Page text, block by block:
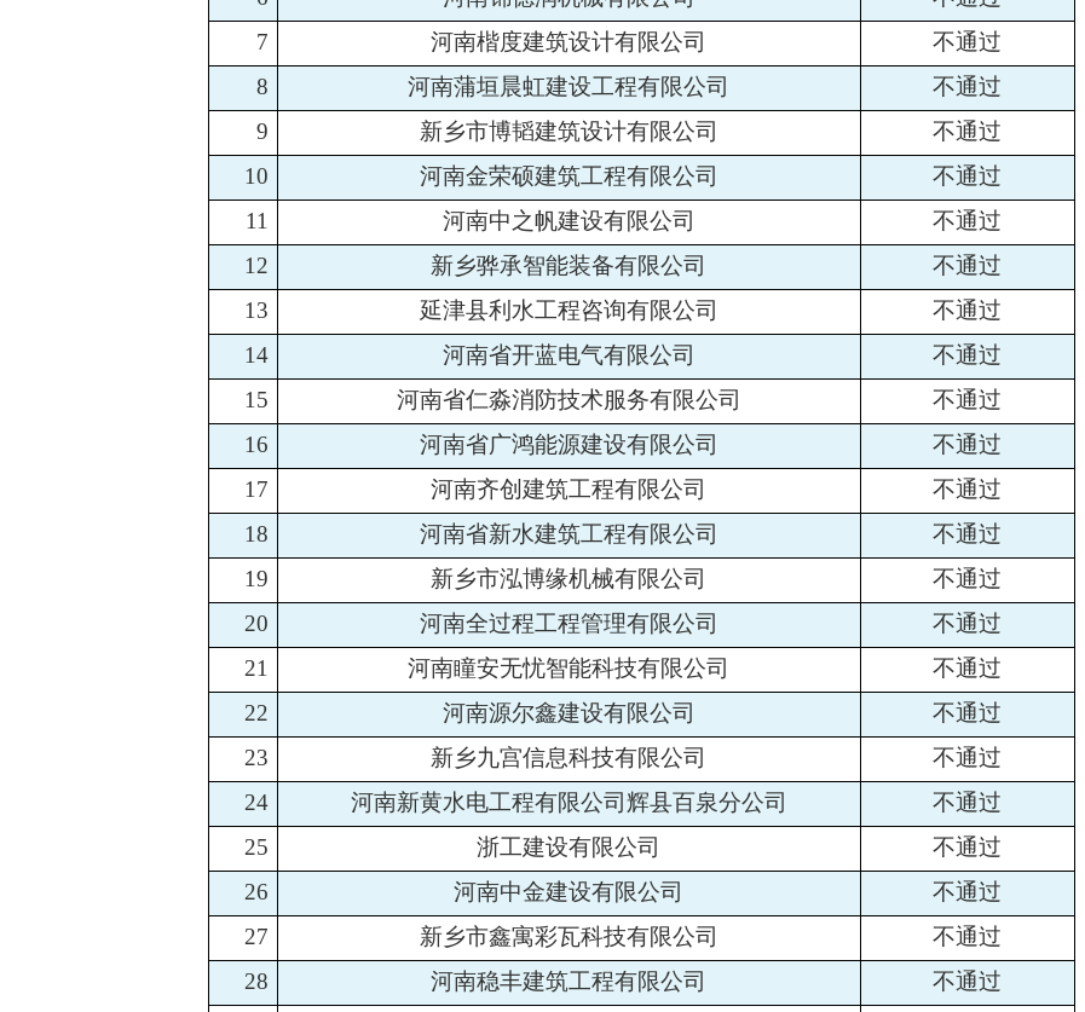
7
河南楷度建筑设计有限公司
不通过
8
河南蒲垣晨虹建设工程有限公司
不通过
9
新乡市博韬建筑设计有限公司
不通过
10
河南金荣硕建筑工程有限公司
不通过
11
河南中之帆建设有限公司
不通过
12
新乡骅承智能装备有限公司
不通过
13
延津县利水工程咨询有限公司
不通过
14
河南省开蓝电气有限公司
不通过
15
河南省仁淼消防技术服务有限公司
不通过
16
河南省广鸿能源建设有限公司
不通过
17
河南齐创建筑工程有限公司
不通过
18
河南省新水建筑工程有限公司
不通过
19
新乡市泓博缘机械有限公司
不通过
20
河南全过程工程管理有限公司
不通过
21
河南瞳安无忧智能科技有限公司
不通过
22
河南源尔鑫建设有限公司
不通过
23
新乡九宫信息科技有限公司
不通过
24
河南新黄水电工程有限公司辉县百泉分公司
不通过
25
浙工建设有限公司
不通过
26
河南中金建设有限公司
不通过
27
新乡市鑫寓彩瓦科技有限公司
不通过
28
河南稳丰建筑工程有限公司
不通过